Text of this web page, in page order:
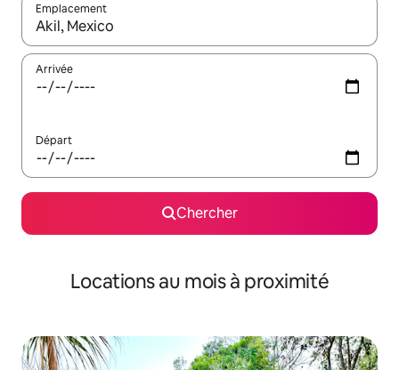
Emplacement
Quand les résultats sont affichés, parcourez-les en utilisant
Arrivée
Départ
Chercher
Locations au mois à proximité